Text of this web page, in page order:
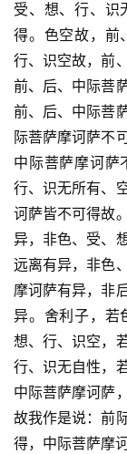
受、想、行、识
得。色空故，前
行、识空故，前
前、后、中际菩
前、后、中际菩
际菩萨摩诃萨不
中际菩萨摩诃萨
行、识无所有、
诃萨皆不可得故
异，非色、受、
远离有异，非色
摩诃萨有异，非
异。舍利子，若
想、行、识空，
行、识无自性，
中际菩萨摩诃萨
故我作是说：前
得，中际菩萨摩